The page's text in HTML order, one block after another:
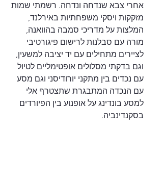
אחרי צבא שנדחה ונדחה. רשמתי שמות
מזקקות ויסקי משפחתיות באירלנד,
המלצות על מדריכי סמבה בהוואנה,
מורה עם סבלנות לרישום פיגורטיבי
לציירים מתחילים עם יד יציבה למשעין,
וגם בדקתי מסלולים אופטימליים לטיול
עם נכדים בין מתקני יורודיסני וגם מסע
עם הנכדה המתבגרת שתצטרף אלי
למסע בונדינג על אופנוע בין הפיורדים
בסקנדינביה.